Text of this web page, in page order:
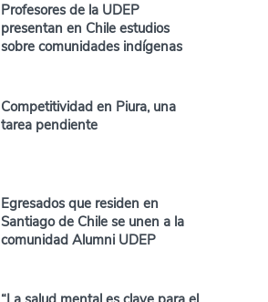
Profesores de la UDEP
presentan en Chile estudios
sobre comunidades indígenas
Competitividad en Piura, una
tarea pendiente
Egresados que residen en
Santiago de Chile se unen a la
comunidad Alumni UDEP